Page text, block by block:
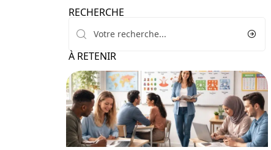
RECHERCHE
À RETENIR
Formation